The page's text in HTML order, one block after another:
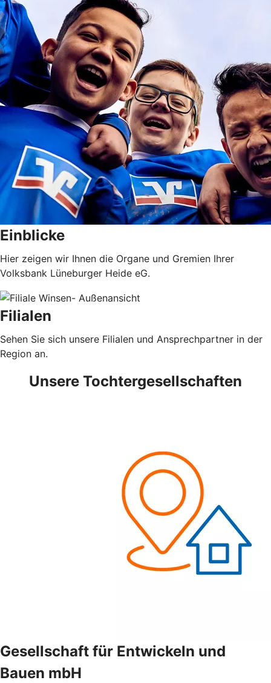
Einblicke
Hier zeigen wir Ihnen die Organe und Gremien Ihrer
Volksbank Lüneburger Heide eG.
Filialen
Sehen Sie sich unsere Filialen und Ansprechpartner in der
Region an.
Unsere Tochtergesellschaften
Gesellschaft für Entwickeln und
Bauen mbH